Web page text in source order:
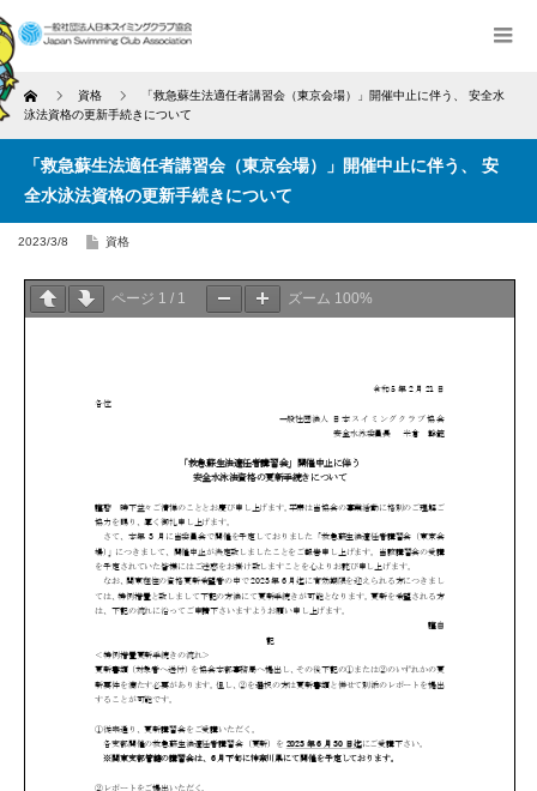
Home 資格
「救急蘇生法適任者講習会（東京会場）」開催中止に伴う、 安全水
泳法資格の更新手続きについて
「救急蘇生法適任者講習会（東京会場）」開催中止に伴う、 安
全水泳法資格の更新手続きについて
2023/3/8 資格
ページ 1 / 1 ズーム 100%